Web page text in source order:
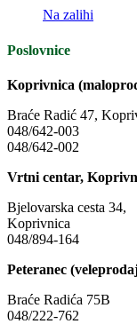
Na zalihi
Poslovnice
Koprivnica
Braće Radić 47,
048/642-003
048/642-002
Vrtni centar,
Bjelovarska cesta 34,
Koprivnica
048/894-164
Peteranec
Braće Radića 75B
048/222-762